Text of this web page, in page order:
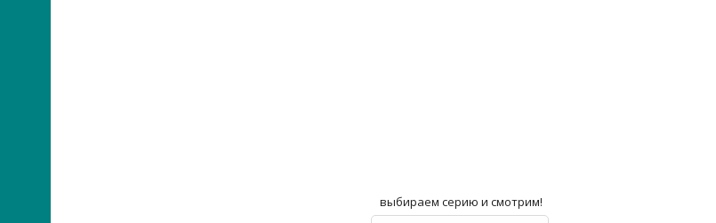
выбираем серию и смотрим!